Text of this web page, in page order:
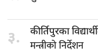
३. कीर्तिपुरका
मन्त्रीको निर्देशन